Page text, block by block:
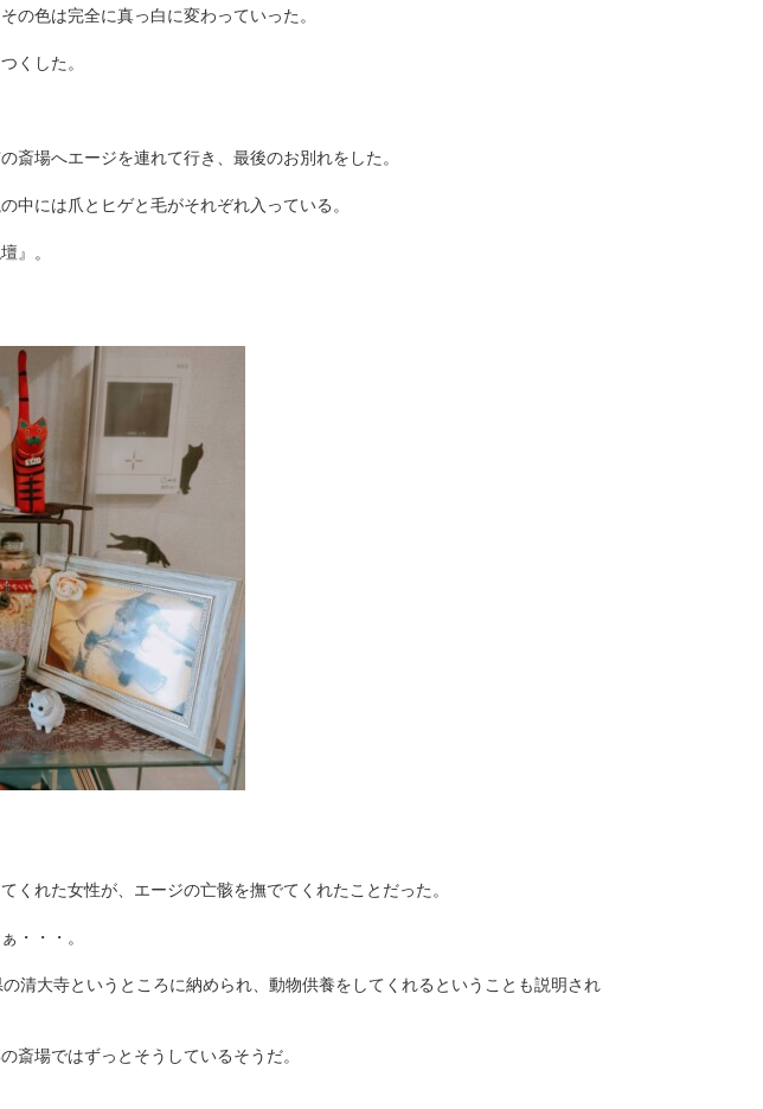
の色は完全に真っ白に変わっていった。
くした。
斎場へエージを連れて行き、最後のお別れをした。
中には爪とヒゲと毛がそれぞれ入っている。
』。
くれた女性が、エージの亡骸を撫でてくれたことだった。
・・・。
清大寺というところに納められ、動物供養をしてくれるということも説明され
斎場ではずっとそうしているそうだ。